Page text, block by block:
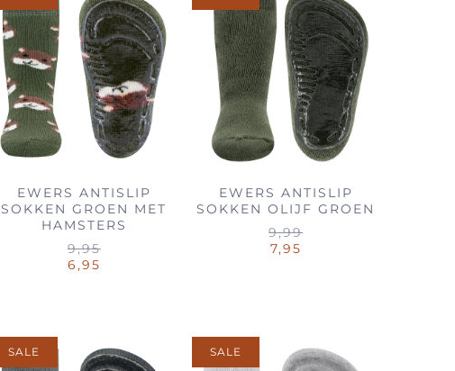
EWERS ANTISLIP
SOKKEN GROEN MET
HAMSTERS
9,95
6,95
EWERS ANTISLIP
SOKKEN OLIJF GROEN
9,99
7,95
SALE SALE